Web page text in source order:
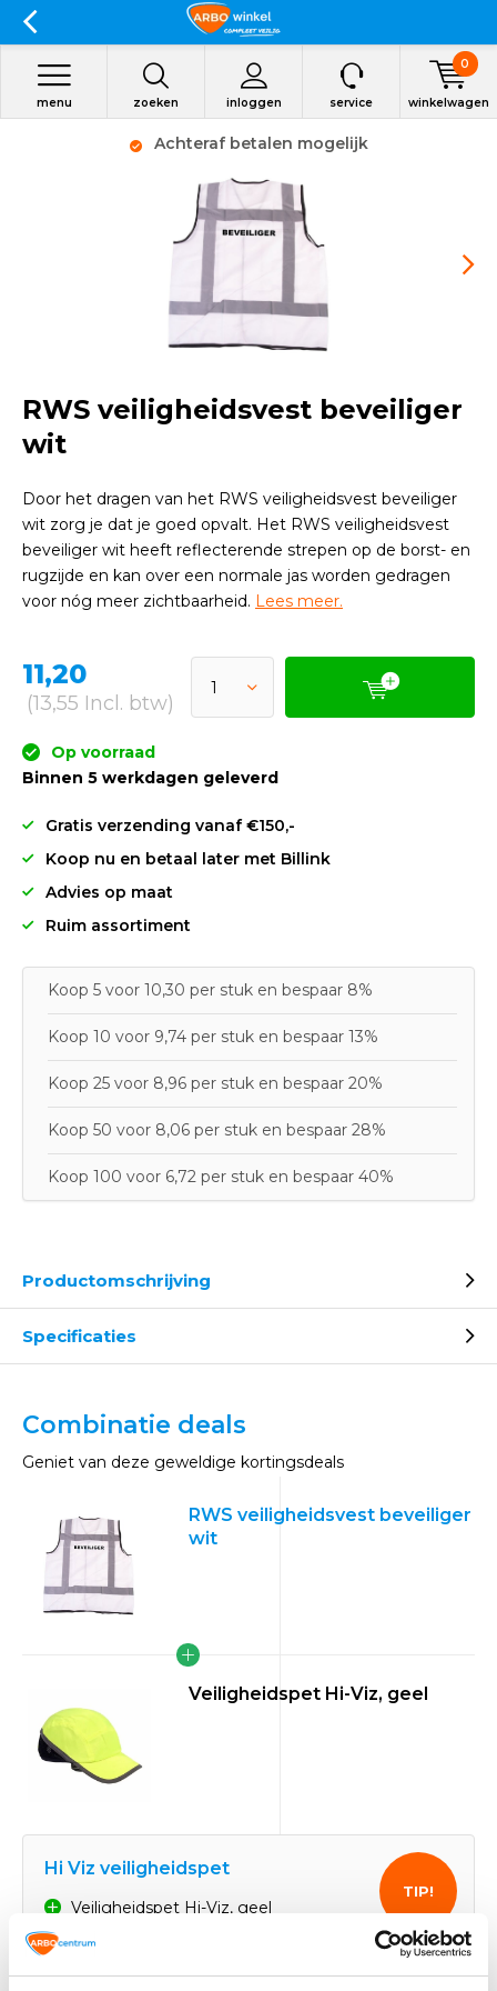
zoeken inloggen
menu service winkelwagen
0
Achteraf betalen mogelijk
RWS veiligheidsvest beveiliger
wit
Door het dragen van het RWS veiligheidsvest beveiliger
wit zorg je dat je goed opvalt. Het RWS veiligheidsvest
beveiliger wit heeft reflecterende strepen op de borst- en
rugzijde en kan over een normale jas worden gedragen
voor nóg meer zichtbaarheid. Lees meer.
11,20
(13,55 Incl. btw)
Op voorraad
Binnen 5 werkdagen geleverd
Gratis verzending vanaf €150,-
Koop nu en betaal later met Billink
Advies op maat
Ruim assortiment
Koop 5 voor 10,30 per stuk en bespaar 8%
Koop 10 voor 9,74 per stuk en bespaar 13%
Koop 25 voor 8,96 per stuk en bespaar 20%
Koop 50 voor 8,06 per stuk en bespaar 28%
Koop 100 voor 6,72 per stuk en bespaar 40%
Productomschrijving
Specificaties
Combinatie deals
Geniet van deze geweldige kortingsdeals
RWS veiligheidsvest beveiliger
wit
Veiligheidspet Hi-Viz, geel
Hi Viz veiligheidspet
Veiligheidspet Hi-Viz, geel
Normaal:
TIP!